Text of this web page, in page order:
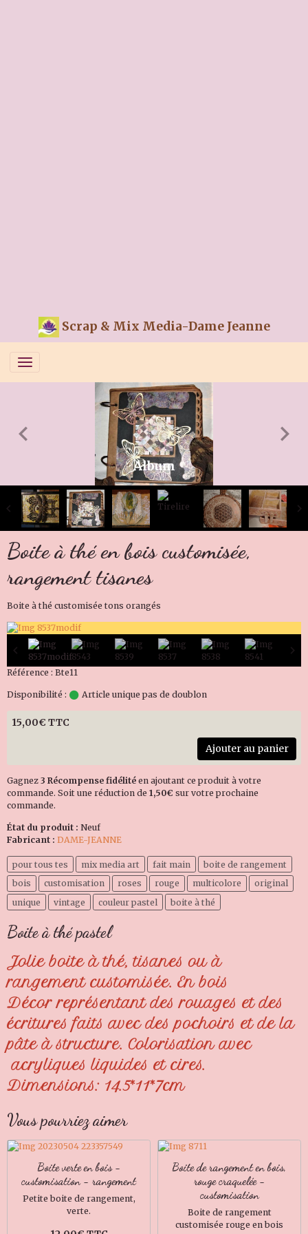
Scrap & Mix Media-Dame Jeanne
Album
Boite à thé en bois customisée,
rangement tisanes
Boite à thé customisée tons orangés
Référence : Bte11
Disponibilité : Article unique pas de doublon
15,00€ TTC
Ajouter au panier
Gagnez 3 Récompense fidélité en ajoutant ce produit à votre
commande. Soit une réduction de 1,50€ sur votre prochaine
commande.
État du produit : Neuf
Fabricant : DAME-JEANNE
pour tous tes mix media art fait main
boite de rangement
bois
customisation roses rouge multicolore
original
unique
vintage couleur pastel boite à thé
Boite à thé pastel
Jolie boite à thé, tisanes ou à
rangement customisée. En bois
Décor représentant des rouages et des
écritures faits avec des pochoirs et de la
pâte à structure. Colorisation avec
acryliques liquides et cires.
Dimensions: 14.5*11*7cm
Vous pourriez aimer
Boite verte en bois -
customisation - rangement
Petite boite de rangement,
verte.
Boite de rangement en bois,
rouge craquelée -
customisation
Boite de rangement
customisée rouge en bois